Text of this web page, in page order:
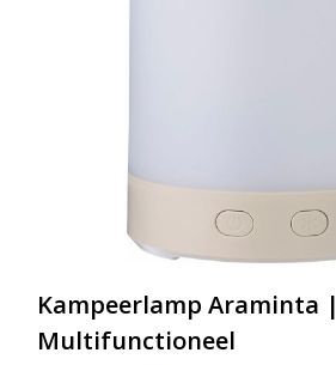
Kampeerlamp Araminta |
Multifunctioneel